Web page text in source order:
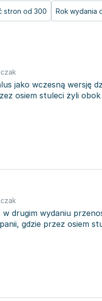
stron od 300 Rok wydania
jako wczesną wersję
osiem stuleci żyli obok
drugim wydaniu
gdzie przez osiem